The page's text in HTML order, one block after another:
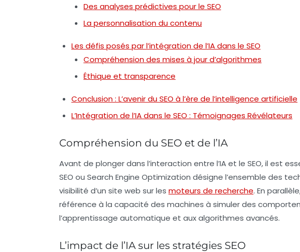
Des analyses prédictives pour le SEO
La personnalisation du contenu
Les défis posés par l’intégration de l’IA dans le SEO
Compréhension des mises à jour d’algorithmes
Éthique et transparence
Conclusion : L’avenir du SEO à l’ère de l’intelligence artificielle
L’Intégration de l’IA dans le SEO : Témoignages Révélateurs
Compréhension du SEO et de l’IA
Avant de plonger dans l’interaction entre l’IAet le SEO, il est
SEO ou Search Engine Optimization désigne l’ensemble des
visibilité d’un site web sur les moteurs de recherche. En
référence à la capacité des machines à simuler des
l’apprentissage automatique et aux algorithmes avancés.
L’impact de l’IA sur les stratégies SEO